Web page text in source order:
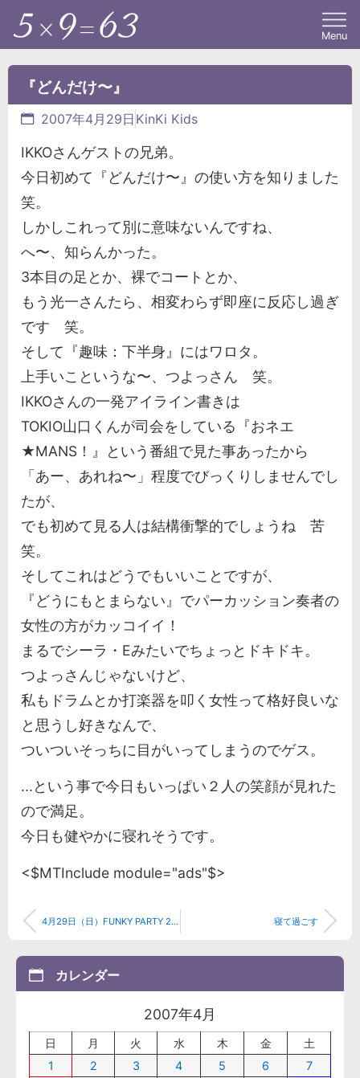
Menu
『どんだけ〜』
2007年4月29日 KinKi Kids
IKKOさんゲストの兄弟。
今日初めて『どんだけ〜』の使い方を知りました
笑。
しかしこれって別に意味ないんですね、
へ〜、知らんかった。
3本目の足とか、裸でコートとか、
もう光一さんたら、相変わらず即座に反応し過ぎ
です 笑。
そして『趣味：下半身』にはワロタ。
上手いこというな〜、つよっさん 笑。
IKKOさんの一発アイライン書きは
TOKIO山口くんが司会をしている『おネエ
★MANS！』という番組で見た事あったから
「あー、あれね〜」程度でびっくりしませんでし
たが、
でも初めて見る人は結構衝撃的でしょうね 苦
笑。
そしてこれはどうでもいいことですが、
『どうにもとまらない』でパーカッション奏者の
女性の方がカッコイイ！
まるでシーラ・Eみたいでちょっとドキドキ。
つよっさんじゃないけど、
私もドラムとか打楽器を叩く女性って格好良いな
と思うし好きなんで、
ついついそっちに目がいってしまうのでゲス。
...という事で今日もいっぱい２人の笑顔が見れた
ので満足。
今日も健やかに寝れそうです。
<$MTInclude module="ads"$>
4月29日（日）FUNKY PARTY 2007 “Neo Africa Rainbow Ax”in The ENDLI. WATER TANK 2お台場レポ 寝て過ごす
カレンダー
2007年4月
日 月 火 水 木 金
土
1
2 3 4 5 6
7